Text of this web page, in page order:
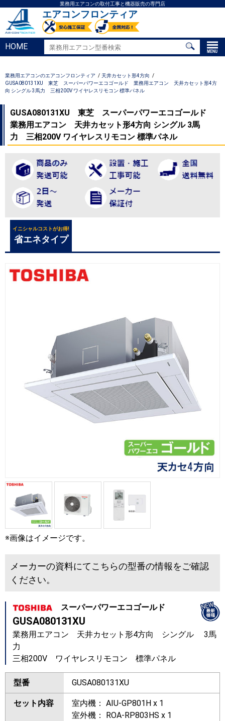
業務用エアコンの取付工事と機器販売の専門店
エアコンフロンティア
HOME
業務用エアコンのエアコンフロンティア
天井カセット形4方向
GUSA080131XU 東芝 スーパーパワーエコゴールド 業務用エアコン 天井カセット形4方
向 シングル 3馬力 三相200V ワイヤレスリモコン 標準パネル
GUSA080131XU 東芝 スーパーパワーエコゴールド
業務用エアコン 天井カセット形4方向 シングル 3馬
力 三相200V ワイヤレスリモコン 標準パネル
イニシャルコストがお得!
省エネタイプ
※画像はイメージです。
メーカーの資料にてこちらの型番の情報をご確認
ください。
スーパーパワーエコゴールド
GUSA080131XU
業務用エアコン 天井カセット形4方向 シングル 3馬
力
三相200V ワイヤレスリモコン 標準パネル
型番 GUSA080131XU
セット内容
室内機： AIU-GP801H x 1
室外機： ROA-RP803HS x 1